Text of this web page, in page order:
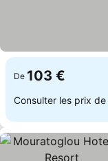
De 103 €
Consulter les prix de